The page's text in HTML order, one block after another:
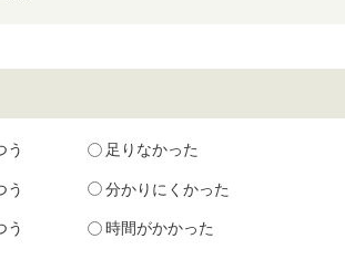
う 足りなかった
う 分かりにくかった
う 時間がかかった